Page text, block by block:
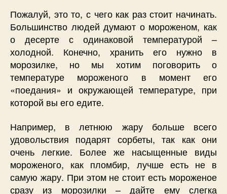
Пожалуй, это то, с чего как раз стоит начинать.
Большинство людей думают о мороженом, как
о десерте с одинаковой температурой –
холодной. Конечно, хранить его нужно в
морозилке, но мы хотим поговорить о
температуре мороженого в момент его
«поедания» и окружающей температуре, при
которой вы его едите.
Например, в летнюю жару больше всего
удовольствия подарят сорбеты, так как они
очень легкие. Более же насыщенные виды
мороженого, как пломбир, лучше есть не в
самую жару. При этом не стоит есть мороженое
сразу из морозилки – дайте ему слегка